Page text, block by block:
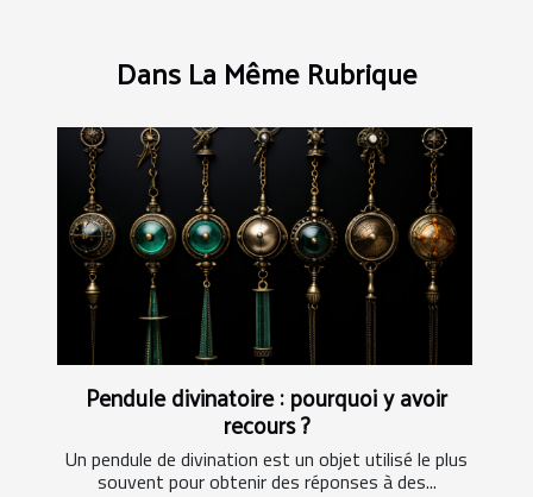
Dans La Même Rubrique
Pendule divinatoire : pourquoi y avoir
recours ?
Un pendule de divination est un objet utilisé le plus
souvent pour obtenir des réponses à des...